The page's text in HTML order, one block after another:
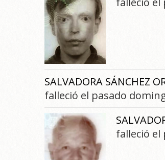
SALVADORA SÁNCHEZ
falleció el pasado
falleció el